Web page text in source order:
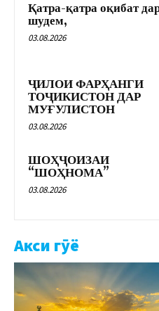
Қатра-қатра оқибат
шудем,
03.08.2026
ҶИЛОИ ФАРҲАНГИ
ТОҶИКИСТОН ДАР
МУҒУЛИСТОН
03.08.2026
ШОҲҶОИЗАИ
“ШОҲНОМА”
03.08.2026
Акси гӯё